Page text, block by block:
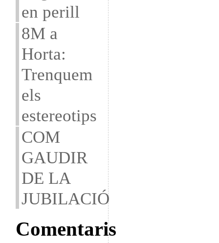
en perill
8M a
Horta:
Trenquem
els
estereotips
COM
GAUDIR
DE LA
JUBILACIÓ
Comentaris